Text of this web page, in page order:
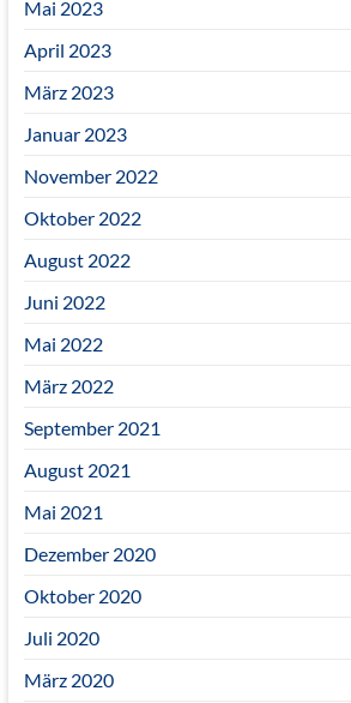
Mai 2023
April 2023
März 2023
Januar 2023
November 2022
Oktober 2022
August 2022
Juni 2022
Mai 2022
März 2022
September 2021
August 2021
Mai 2021
Dezember 2020
Oktober 2020
Juli 2020
März 2020